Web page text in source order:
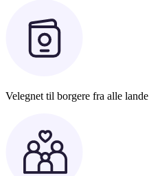
Velegnet til borgere fra alle lande